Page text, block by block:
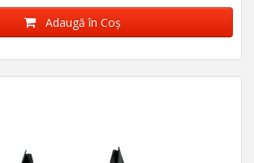
Adaugă în Coş